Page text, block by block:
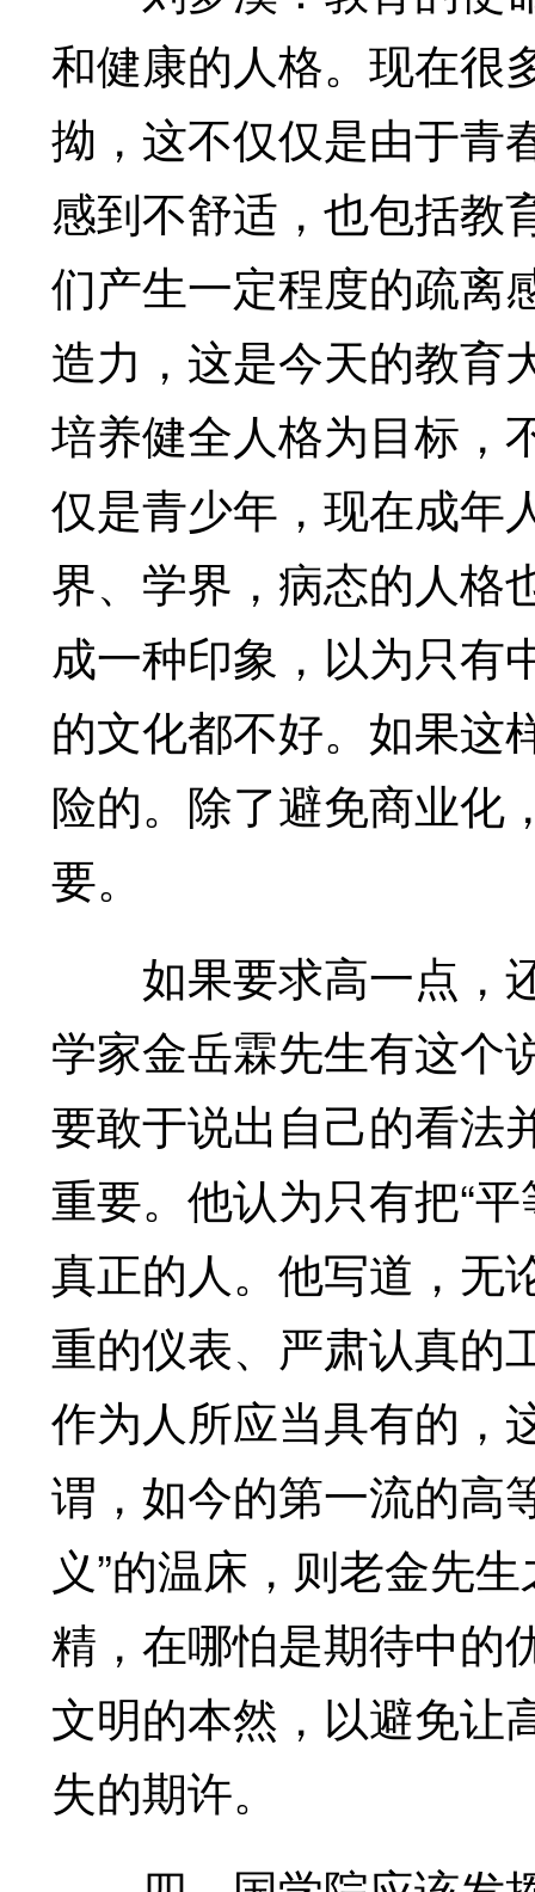
和健康的人格。现在很
拗，这不仅仅是由于青
感到不舒适，也包括教
们产生一定程度的疏离
造力，这是今天的教育
培养健全人格为目标，
仅是青少年，现在成年
界、学界，病态的人格
成一种印象，以为只有
的文化都不好。如果这
险的。除了避免商业化
要。
如果要求高一点，
学家金岳霖先生有这个
要敢于说出自己的看法
重要。他认为只有把“
真正的人。他写道，无
重的仪表、严肃认真的
作为人所应当具有的，
谓，如今的第一流的高
义”的温床，则老金先
精，在哪怕是期待中的
文明的本然，以避免让
失的期许。